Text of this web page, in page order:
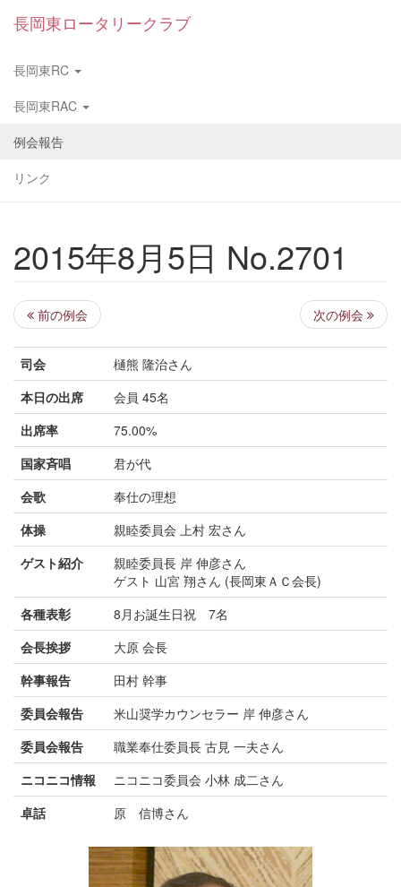
長岡東ロータリークラブ
長岡東RC
長岡東RAC
例会報告
リンク
2015年8月5日 No.2701
前の例会 次の例会
司会
樋熊 隆治さん
本日の出席
会員 45名
出席率
75.00%
国家斉唱
君が代
会歌
奉仕の理想
体操
親睦委員会 上村 宏さん
ゲスト紹介
親睦委員長 岸 伸彦さん
ゲスト 山宮 翔さん (長岡東ＡＣ会長)
各種表彰
8月お誕生日祝 7名
会長挨拶
大原 会長
幹事報告
田村 幹事
委員会報告
米山奨学カウンセラー 岸 伸彦さん
委員会報告
職業奉仕委員長 古見 一夫さん
ニコニコ情報
ニコニコ委員会 小林 成二さん
卓話
原 信博さん